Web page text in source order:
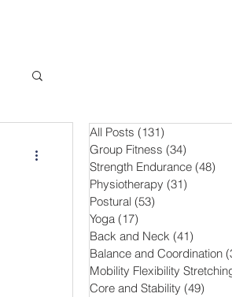
All Posts (131)
Group Fitness (34)
Strength Endurance (48)
Physiotherapy (31)
Postural (53)
Yoga (17)
Back and Neck (41)
Balance and Coordination
Mobility Flexibility
Core and Stability (49)